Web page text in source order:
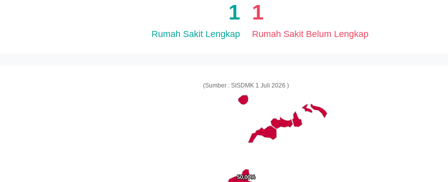
1
Rumah Sakit Lengkap
1
Rumah Sakit Belum Lengkap
(Sumber : SISDMK 1 Juli 2026 )
50,00%
50,00%